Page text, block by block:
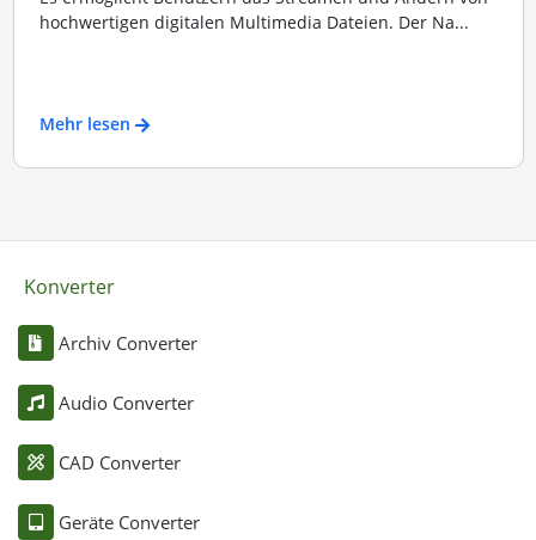
hochwertigen digitalen Multimedia Dateien. Der Na...
Mehr lesen
Konverter
Archiv Converter
Audio Converter
CAD Converter
Geräte Converter